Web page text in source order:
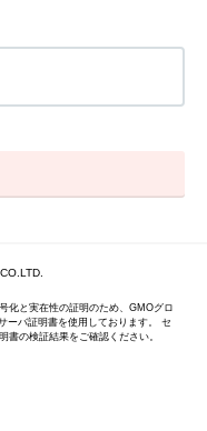
化と実在性の証明のため、GMOグロ
ーバ証明書を使用しております。 セ
書の検証結果をご確認ください。